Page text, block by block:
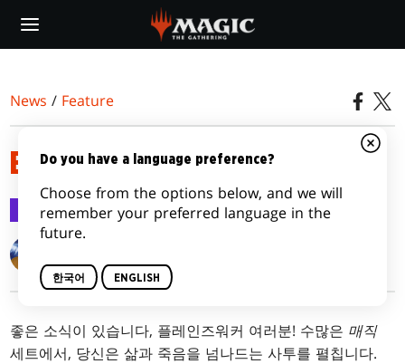
main
News / Feature
BATTLEBOND 기능
Feature 2018.05.21
좋은 소식이 있습니다, 플레인즈워커 여러분! 수많은 매직
세트에서, 당신은 삶과 죽음을 넘나드는 사투를 펼칩니다.
Do you have a language preference?
Choose from the options below, and we will
remember your preferred language in the
future.
한국어 ENGLISH